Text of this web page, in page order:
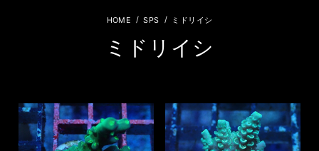
SPS ミドリイシ
ミドリイシ